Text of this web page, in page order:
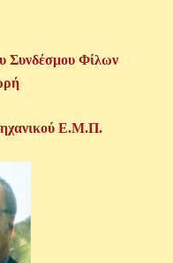
Συνδέσμου Φίλων
Ε.Μ.Π.